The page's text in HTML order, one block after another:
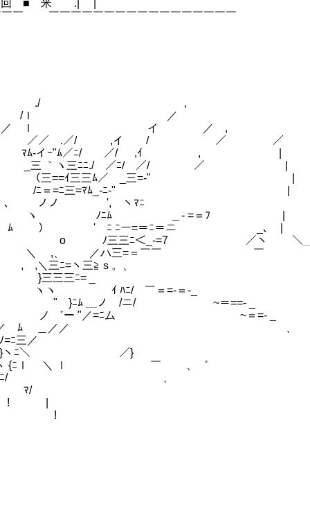
■ 米 .| | ￣￣￣￣￣￣￣￣￣￣￣￣￣￣￣￣￣
￣￣ ￣￣￣￣￣￣￣￣￣￣￣￣￣￣￣￣￣
,
／
イ ／ ,
/ ／ ／￣￣￣￣￣￣￣￣￣￣
（ ﾏﾑ-イｰ"
三 ｀ヽ三ﾆﾆ./
三==ｲ三三ﾑ
ﾆ＝=ﾆ三=ﾏ
ﾑ 、 { 、
ｌ ヽ ﾉﾆﾑ ＿- =＝
=＝ﾆ＝ニ ￣ _、 | ゲームだ
=7 ／ヽ ＼＿＿＿＿＿＿＿＿＿
,、 ／ハ三=＝￣￣ ￣
三≧ｓ。、
三三三ﾆ= _
/ ￣＝=-＝-_
ニ/ ~＝==- _
"／=ﾆム ~＝=- _
、 ／ ﾑ ＿／／ 、
／
ヽﾆ}ヽﾆ＼ ／}
＼ ｌ ￣ 、゛
| }ﾆﾆ/ 、
/
|